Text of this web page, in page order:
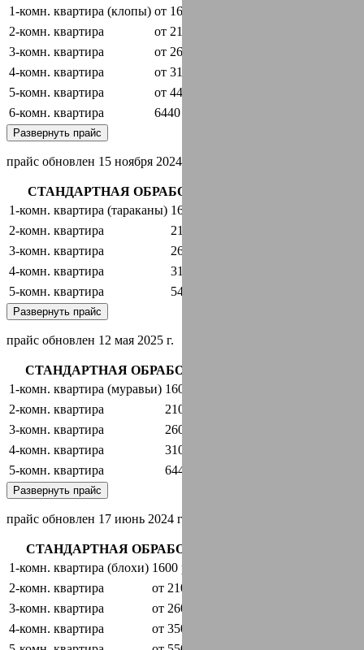
1-комн. квартира (клопы) от 1600 руб.
2-комн. квартира от 2100 руб.
3-комн. квартира от 2600 руб.
4-комн. квартира от 3100 руб.
5-комн. квартира от 4440 руб.
6-комн. квартира 6440 руб.
Развернуть прайс
прайс обновлен 15 ноября 2024 г.
СТАНДАРТНАЯ ОБРАБОТКА + ГАРАНТИЯ
1-комн. квартира (тараканы) 1600 руб.
2-комн. квартира 2100 руб.
3-комн. квартира 2600 руб.
4-комн. квартира 3100 руб.
5-комн. квартира 5440 руб.
Развернуть прайс
прайс обновлен 12 мая 2025 г.
СТАНДАРТНАЯ ОБРАБОТКА + ГАРАНТИЯ
1-комн. квартира (муравьи) 1600 руб.
2-комн. квартира 2100 руб.
3-комн. квартира 2600 руб.
4-комн. квартира 3100 руб.
5-комн. квартира 6440 руб.
Развернуть прайс
прайс обновлен 17 июнь 2024 г.
СТАНДАРТНАЯ ОБРАБОТКА + ГАРАНТИЯ
1-комн. квартира (блохи) 1600 руб.
2-комн. квартира от 2100 руб.
3-комн. квартира от 2600 руб.
4-комн. квартира от 3500 руб.